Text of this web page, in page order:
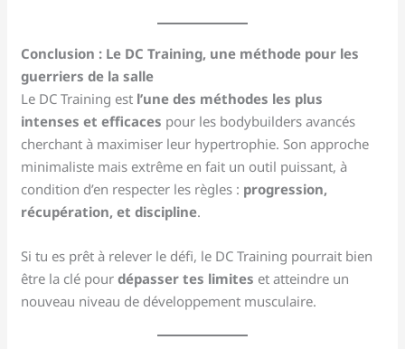
Conclusion : Le DC Training, une méthode pour les
guerriers de la salle
Le DC Training est l’une des méthodes les plus
intenses et efficaces pour les bodybuilders avancés
cherchant à maximiser leur hypertrophie. Son approche
minimaliste mais extrême en fait un outil puissant, à
condition d’en respecter les règles : progression,
récupération, et discipline.
Si tu es prêt à relever le défi, le DC Training pourrait bien
être la clé pourdépasser tes limites et atteindre un
nouveau niveau de développement musculaire.